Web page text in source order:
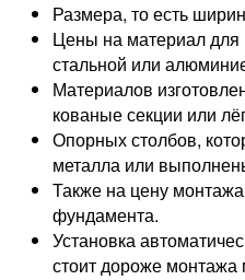
Размера, то есть
Цены на материал для
стальной или
Материалов
кованые секции или
Опорных столбов,
металла или
Также на цену
фундамента.
Установка
стоит дороже монтажа